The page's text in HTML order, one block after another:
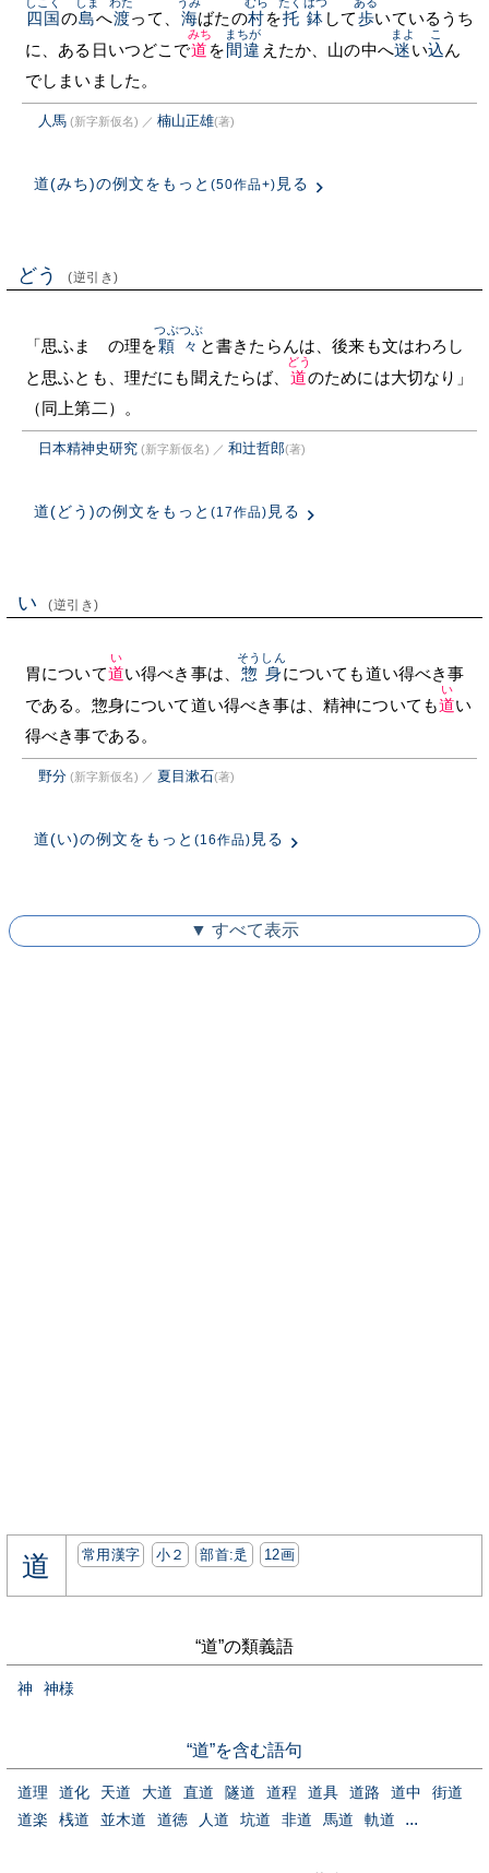
四国の島へ渡って、 海ばたの村を托鉢 して歩いているうち
に、ある日いつどこで道
みち
を間違
まちが
えたか、山の中へ迷
まよ
い込
こ
ん
でしまいました。
人馬 (新字新仮名) ／ 楠山正雄(著)
道(みち)の例文をもっと (50作品+) 見る
どう (逆引き)
「思ふまゝの理を顆々
つぶつぶ
と書きたらんは、後来も文はわろし
と思ふとも、理だにも聞えたらば、 道
どう
のためには大切なり」
（同上第二）。
日本精神史研究 (新字新仮名) ／ 和辻哲郎(著)
道(どう)の例文をもっと (17作品) 見る
い (逆引き)
胃について道
い
い得べき事は、 惣身
そうしん
についても道い得べき事
である。惣身について道い得べき事は、精神についても道
い
い
得べき事である。
野分 (新字新仮名) ／ 夏目漱石(著)
道(い)の例文をもっと (16作品) 見る
▼ すべて表示
道 常用漢字 小２ 部首:⾡ 12画
“道”の類義語
神 神様
“道”を含む語句
道理 道化 天道 大道 直道 隧道 道程 道具 道路 道中
街道
道楽
桟道 並木道 道徳 人道 坑道 非道 馬道 軌道 ...